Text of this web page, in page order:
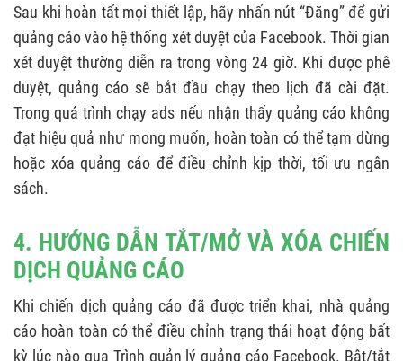
Sau khi hoàn tất mọi thiết lập, hãy nhấn nút “Đăng” để gửi
quảng cáo vào hệ thống xét duyệt của Facebook. Thời gian
xét duyệt thường diễn ra trong vòng 24 giờ. Khi được phê
duyệt, quảng cáo sẽ bắt đầu chạy theo lịch đã cài đặt.
Trong quá trình chạy ads nếu nhận thấy quảng cáo không
đạt hiệu quả như mong muốn, hoàn toàn có thể tạm dừng
hoặc xóa quảng cáo để điều chỉnh kịp thời, tối ưu ngân
sách.
4. HƯỚNG DẪN TẮT/MỞ VÀ XÓA CHIẾN
DỊCH QUẢNG CÁO
Khi chiến dịch quảng cáo đã được triển khai, nhà quảng
cáo hoàn toàn có thể điều chỉnh trạng thái hoạt động bất
kỳ lúc nào qua Trình quản lý quảng cáo Facebook. Bật/tắt